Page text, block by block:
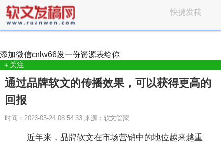
快捷发稿
添加微信cnlw66发一份资源表给你
＋关注
通过品牌软文的传播效果，可以获得更高的
回报
时间：2023-05-24 08:54:33 来源：软文管家
近年来，品牌软文在市场营销中的地位越来越重